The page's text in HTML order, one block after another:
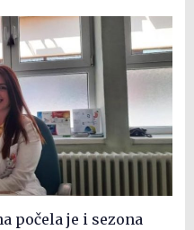
počela je i sezona